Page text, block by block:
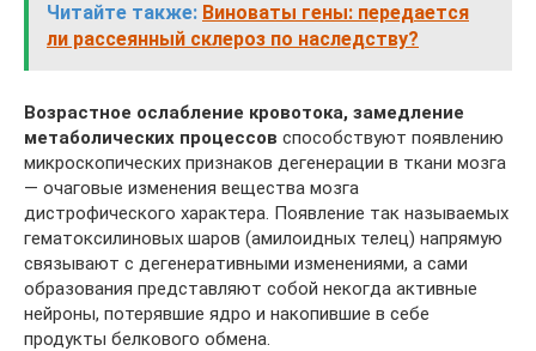
Читайте также: Виноваты гены: передается
ли рассеянный склероз по наследству?
Возрастное ослабление кровотока, замедление
метаболических процессов способствуют появлению
микроскопических признаков дегенерации в ткани мозга
— очаговые изменения вещества мозга
дистрофического характера. Появление так называемых
гематоксилиновых шаров (амилоидных телец) напрямую
связывают с дегенеративными изменениями, а сами
образования представляют собой некогда активные
нейроны, потерявшие ядро и накопившие в себе
продукты белкового обмена.